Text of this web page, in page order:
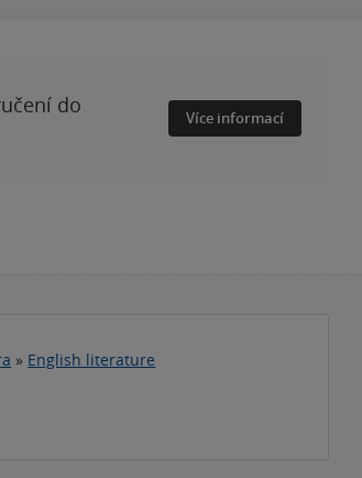
do
Více informací
» English literature